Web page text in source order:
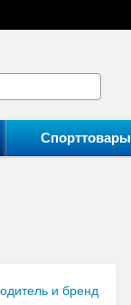
Спорттовары